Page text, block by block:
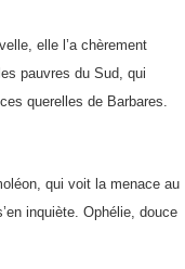
elle l’a chèrement
pauvres du Sud, qui
querelles de Barbares.
qui voit la menace au
inquiète. Ophélie, douce